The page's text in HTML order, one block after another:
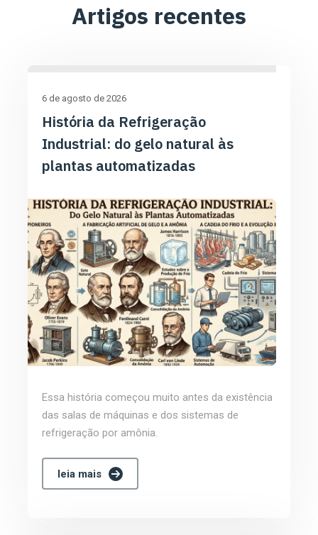
Artigos recentes
6 de agosto de 2026
História da Refrigeração
Industrial: do gelo natural às
plantas automatizadas
Essa história começou muito antes da existência
das salas de máquinas e dos sistemas de
refrigeração por amônia.
leia mais